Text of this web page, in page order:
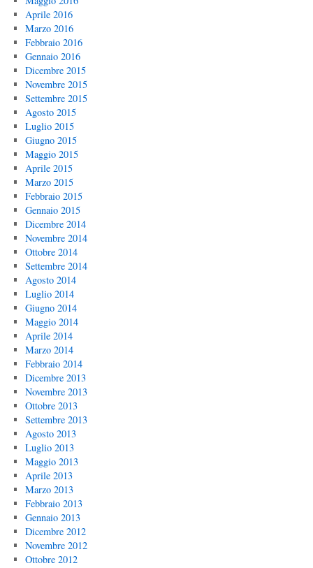
Aprile 2016
Marzo 2016
Febbraio 2016
Gennaio 2016
Dicembre 2015
Novembre 2015
Settembre 2015
Agosto 2015
Luglio 2015
Giugno 2015
Maggio 2015
Aprile 2015
Marzo 2015
Febbraio 2015
Gennaio 2015
Dicembre 2014
Novembre 2014
Ottobre 2014
Settembre 2014
Agosto 2014
Luglio 2014
Giugno 2014
Maggio 2014
Aprile 2014
Marzo 2014
Febbraio 2014
Dicembre 2013
Novembre 2013
Ottobre 2013
Settembre 2013
Agosto 2013
Luglio 2013
Maggio 2013
Aprile 2013
Marzo 2013
Febbraio 2013
Gennaio 2013
Dicembre 2012
Novembre 2012
Ottobre 2012